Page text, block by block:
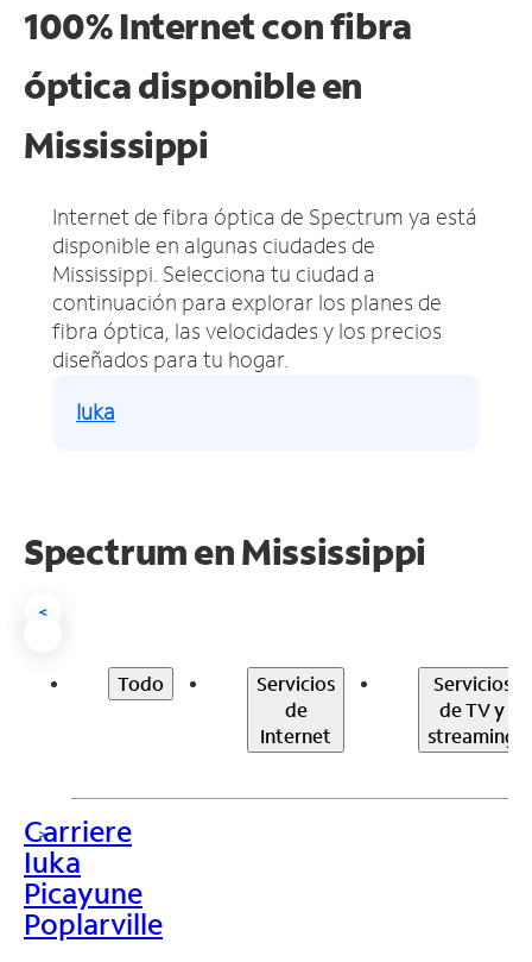
100% Internet con fibra
óptica disponible en
Mississippi
Internet de fibra óptica de Spectrum ya está
disponible en algunas ciudades de
Mississippi. Selecciona tu ciudad a
continuación para explorar los planes de
fibra óptica, las velocidades y los precios
diseñados para tu hogar.
Iuka
Spectrum enMississippi
<
Todo
Servicios
de
Internet
Servicios
de TV y
streaming
>
Carriere
Iuka
Picayune
Poplarville